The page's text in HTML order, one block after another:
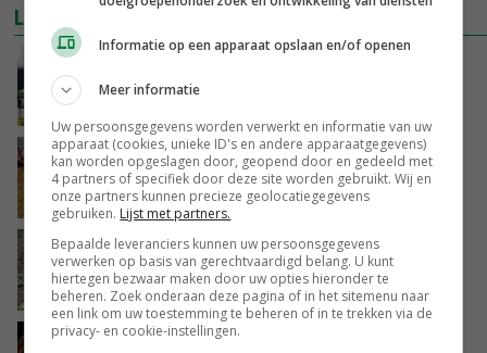
LAATSTE NIEUWS
juni
Frans onderzoekcentrum bestrijkt hele
varkensvleesketen
GISTEREN, 15:29
Emmeloord noteert eerste zaaiuien op
maximaal 20 euro
GISTEREN, 14:59
Spontane boerenacties in Twente en
Informatie op een apparaat opslaan en/of openen
Meer informatie
Uw persoonsgegevens worden verwerkt en informatie van uw
apparaat (cookies, unieke ID's en andere apparaatgegevens)
kan worden opgeslagen door, geopend door en gedeeld met
4 partners of specifiek door deze site worden gebruikt. Wij en
onze partners kunnen precieze geolocatiegegevens
gebruiken. Lijst met partners.
Bepaalde leveranciers kunnen uw persoonsgegevens
verwerken op basis van gerechtvaardigd belang. U kunt
hiertegen bezwaar maken door uw opties hieronder te
beheren. Zoek onderaan deze pagina of in het sitemenu naar
een link om uw toestemming te beheren of in te trekken via de
privacy- en cookie-instellingen.